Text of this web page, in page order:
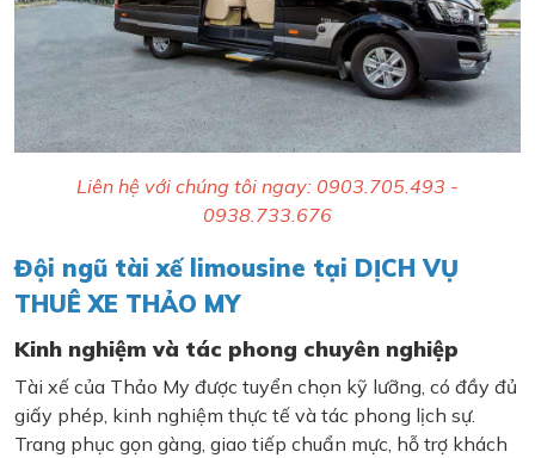
Liên hệ với chúng tôi ngay: 0903.705.493 -
0938.733.676
Đội ngũ tài xế limousine tại DỊCH VỤ
THUÊ XE THẢO MY
Kinh nghiệm và tác phong chuyên nghiệp
Tài xế của Thảo My được tuyển chọn kỹ lưỡng, có đầy đủ
giấy phép, kinh nghiệm thực tế và tác phong lịch sự.
Trang phục gọn gàng, giao tiếp chuẩn mực, hỗ trợ khách